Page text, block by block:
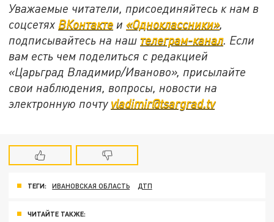
Уважаемые читатели, присоединяйтесь к нам в
соцсетях ВКонтакте и«Одноклассники»,
подписывайтесь на наш телеграм-канал. Если
вам есть чем поделиться с редакцией
«Царьград Владимир/Иваново», присылайте
свои наблюдения, вопросы, новости на
электронную почту vladimir@tsargrad.tv
ТЕГИ: ИВАНОВСКАЯ ОБЛАСТЬ ДТП
ЧИТАЙТЕ ТАКЖЕ: